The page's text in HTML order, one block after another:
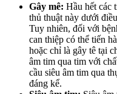
Gây mê: Hầu hết các
thủ thuật này dưới
Tuy nhiên, đối với
can thiệp có thể tiến
hoặc chỉ là gây tê tại
âm tim qua tim với
cầu siêu âm tim qua
đáng kể.